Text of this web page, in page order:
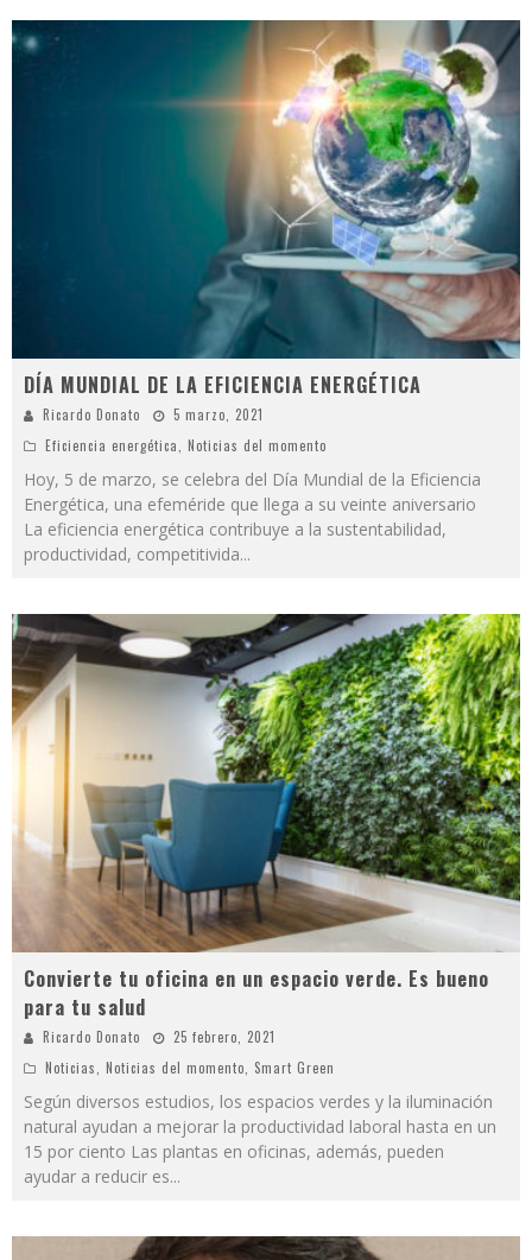
DÍA MUNDIAL DE LA EFICIENCIA ENERGÉTICA
Ricardo Donato
5 marzo, 2021
Eficiencia energética
Noticias del momento
Hoy, 5 de marzo, se celebra del Día Mundial de la Eficiencia
Energética, una efeméride que llega a su veinte aniversario
La eficiencia energética contribuye a la sustentabilidad,
productividad, competitivida...
Convierte tu oficina en un espacio verde. Es bueno
para tu salud
Ricardo Donato
25 febrero, 2021
Noticias, Noticias del momento, Smart Green
Según diversos estudios, los espacios verdes y la iluminación
natural ayudan a mejorar la productividad laboral hasta en un
15 por ciento Las plantas en oficinas, además, pueden
ayudar a reducir es...